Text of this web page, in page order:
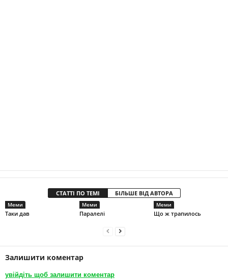
СТАТТІ ПО ТЕМІ БІЛЬШЕ ВІД АВТОРА
Меми
Таки дав
Меми
Паралелі
Меми
Що ж трапилось
Залишити коментар
увійдіть щоб залишити коментар